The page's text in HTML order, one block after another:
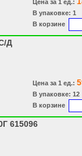
Цена за 1 ед.:
В упаковке: 1
В корзине
Д
Цена за 1 ед.:
В упаковке: 12
В корзине
615096